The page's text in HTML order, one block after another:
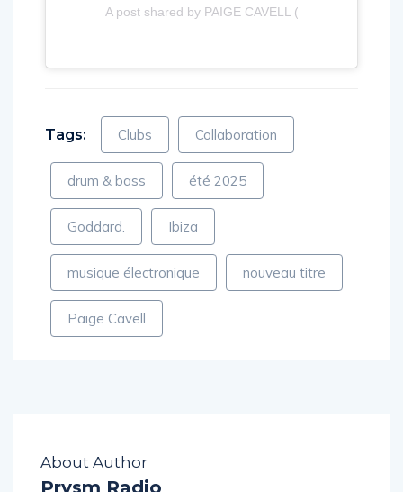
Clubs Collaboration
drum & bass été 2025
Goddard. Ibiza
musique électronique nouveau titre
Paige Cavell
About Author